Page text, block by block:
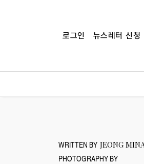
로그인 뉴스레터 신청
WRITTEN BY JEONG
PHOTOGRAPHY BY